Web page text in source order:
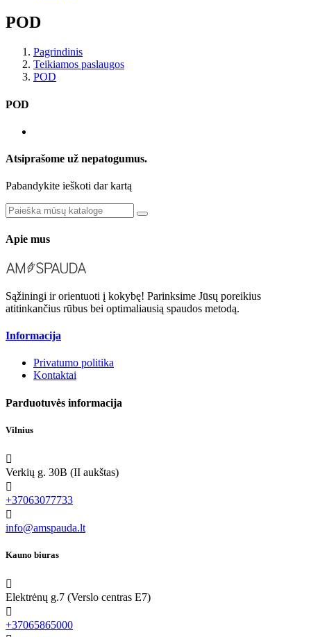
POD
Pagrindinis
Teikiamos paslaugos
POD
POD
Atsiprašome už nepatogumus.
Pabandykite ieškoti dar kartą
Apie mus
Sąžiningi ir orientuoti į kokybę! Parinksime Jūsų poreikius
atitinkančius rūbus bei optimaliausią spaudos metodą.
Informacija
Privatumo politika
Kontaktai
Parduotuvės informacija
Vilnius

Verkių g. 30B (II aukštas)

+37063077733

info@amspauda.lt
Kauno biuras

Elektrėnų g.7 (Verslo centras E7)

+37065865000